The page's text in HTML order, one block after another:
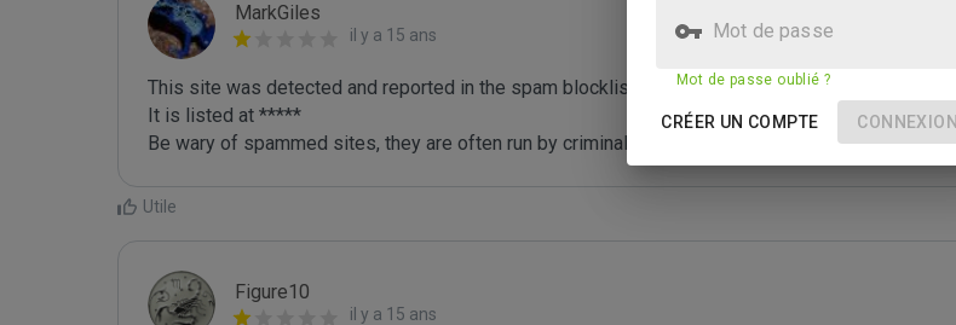
MarkGiles
il y a 15 ans
This site was detected and reported in the spam blocklist maintained by Joe Wein.
It is listed at *****
Be wary of spammed sites, they are often run by criminals who are out to defraud you.
Utile
Figure10
il y a 15 ans
Mot de passe
Mot de passe oublié ?
CRÉER UN COMPTE CONNEXION